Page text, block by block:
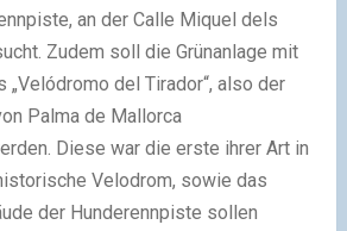
an der Calle Miquel dels
Zudem soll die Grünanlage mit
„Velódromo del Tirador“, also der
Palma de Mallorca
Diese war die erste ihrer Art in
Velodrom, sowie das
der Hunderennpiste sollen